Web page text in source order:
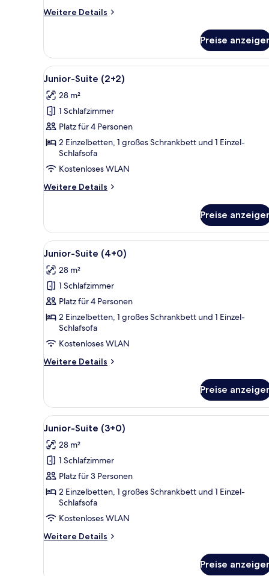
Weitere Details
Weitere
Suite
(2+1)
Preise
Alle
Fotos
für
Junior-
Suite
(2+2)
anzeigen
Ein modernes Wohnzimmer
14
Junior-Suite (2+2)
28 m²
1 Schlafzimmer
Platz für 4 Personen
2 Einzelbetten, 1 großes Schrankbett und 1 Einzel-
Schlafsofa
Kostenloses WLAN
Weitere Details
Weitere
Suite
(2+2)
Preise
Alle
Fotos
für
Junior-
Suite
(4+0)
anzeigen
Ein modernes Wohnzimmer
14
Junior-Suite (4+0)
28 m²
1 Schlafzimmer
Platz für 4 Personen
2 Einzelbetten, 1 großes Schrankbett und 1 Einzel-
Schlafsofa
Kostenloses WLAN
Weitere Details
Weitere
Suite
(4+0)
Preise
Alle
Fotos
für
Junior-
Suite
(3+0)
anzeigen
Ein Balkon mit Blick auf
13
Junior-Suite (3+0)
28 m²
1 Schlafzimmer
Platz für 3 Personen
2 Einzelbetten, 1 großes Schrankbett und 1 Einzel-
Schlafsofa
Kostenloses WLAN
Weitere Details
Weitere
Preise